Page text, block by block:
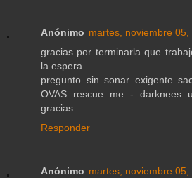
Anónimo martes, noviembre
gracias por terminarla que
la espera...
pregunto sin sonar exigente
OVAS rescue me - darknees
gracias
Responder
Anónimo martes, noviembre